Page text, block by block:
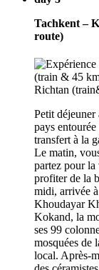
Tachkent –
route)
Petit déjeuner
pays
transfert à la
Le matin,
partez pour la
profiter de la
midi, arrivée
Khoudayar
Kokand, la
ses 99
mosquées de
local. Après-